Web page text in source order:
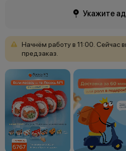
Укажите
Начнём работу в 11:00. Сейчас
предзаказ.